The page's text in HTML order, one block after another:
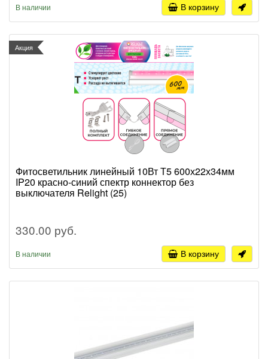
В наличии В корзину
Акция
Фитосветильник линейный 10Вт Т5 600х22х34мм
IP20 красно-синий спектр коннектор без
выключателя Relight (25)
330.00 руб.
В наличии В корзину